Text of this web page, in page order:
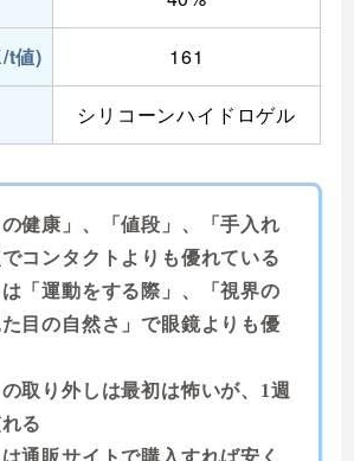
t値) 161
シリコーンハイドロゲル
の健康」、「値段」、「手入れ
コンタクトよりも優れている
は「運動をする際」、「視界の
目の自然さ」で眼鏡よりも優
の取り外しは最初は怖いが、1週
る
は通販サイトで購入すれば安く